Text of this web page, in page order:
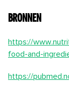
Bronnen
https://
food-and-
https://